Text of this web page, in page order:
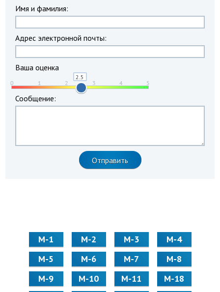
Имя и фамилия:
Адрес электронной почты:
Ваша оценка
Сообщение:
М-1 М-2 М-3
М-4
М-5
М-6 М-7
М-8
М-9
М-10 М-11
М-18